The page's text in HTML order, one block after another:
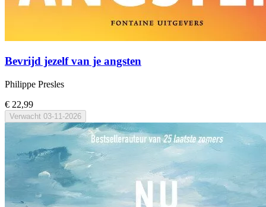
Bevrijd jezelf van je angsten
Philippe Presles
€ 22,99
Verwacht 03-11-2026